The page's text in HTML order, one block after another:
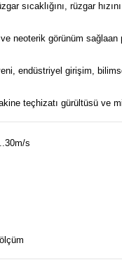
sıcaklığını, rüzgar
neoterik görünüm sağlaan
endüstriyel girişim,
teçhizatı gürültüsü ve
s